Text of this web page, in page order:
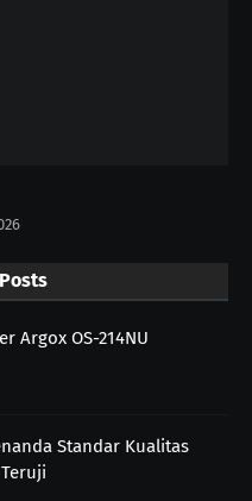
Argox OS-214NU
Standar Kualitas